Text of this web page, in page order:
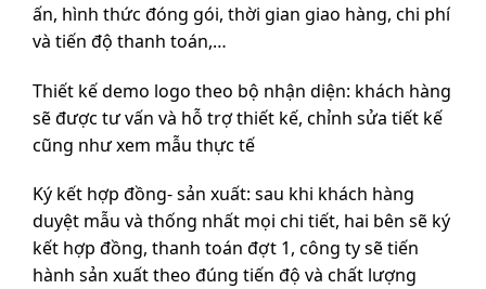
ấn, hình thức đóng gói, thời gian giao hàng, chi phí
và tiến độ thanh toán,…
Thiết kế demo logo theo bộ nhận diện: khách hàng
sẽ được tư vấn và hỗ trợ thiết kế, chỉnh sửa tiết kế
cũng như xem mẫu thực tế
Ký kết hợp đồng- sản xuất: sau khi khách hàng
duyệt mẫu và thống nhất mọi chi tiết, hai bên sẽ ký
kết hợp đồng, thanh toán đợt 1, công ty sẽ tiến
hành sản xuất theo đúng tiến độ và chất lượng